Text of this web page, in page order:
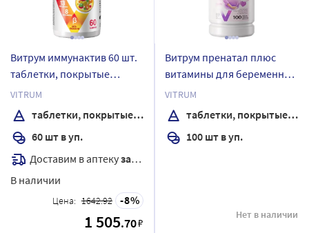
Витрум иммунактив 60 шт.
таблетки, покрытые
оболочкой массой 1400 мг
VITRUM
таблетки, покрытые оболочкой
60 шт в уп.
Доставим в аптекузавтра
В наличии
Цена: 1642.92 8
1 505.70₽
Витрум пренатал плюс
витамины для беременных
100 шт. таблетки,
покрытые пленочной
оболочкой
VITRUM
таблетки, покрытые пленочной оболочкой
100 шт в уп.
Нет в наличии